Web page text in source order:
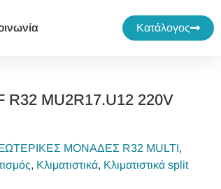
Κατάλογος
MU2R17.U12 220V
ΜΟΝΑΔΕΣ R32 MULTI,
, Κλιματιστικά, Κλιματιστικά split